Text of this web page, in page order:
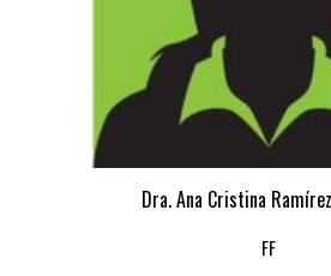
Dra. Ana Cristina
FF